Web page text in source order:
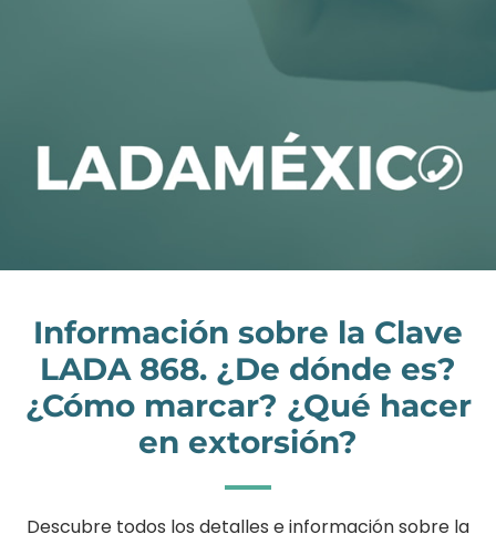
Información sobre la Clave
LADA 868. ¿De dónde es?
¿Cómo marcar? ¿Qué hacer
en extorsión?
Descubre todos los detalles e información sobre la